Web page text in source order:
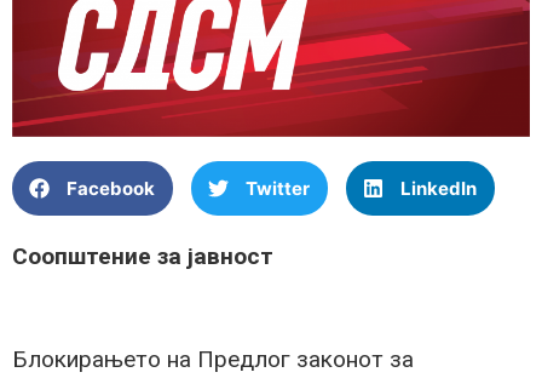
Facebook Twitter LinkedIn
Соопштение за јавност
Блокирањето на Предлог законот за